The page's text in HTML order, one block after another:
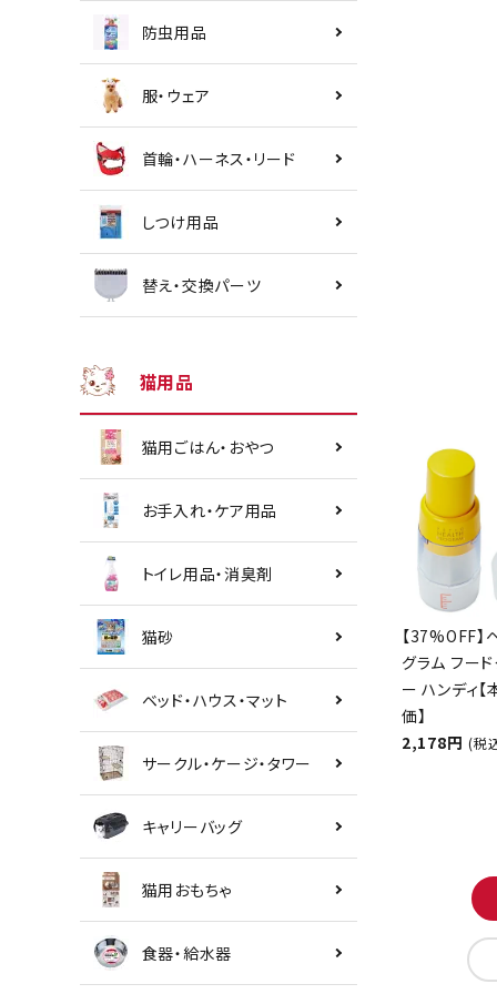
防虫用品
服・ウェア
首輪・ハーネス・リード
しつけ用品
替え・交換パーツ
猫用品
猫用ごはん・おやつ
お手入れ・ケア用品
トイレ用品・消臭剤
猫砂
ベッド・ハウス・マット
サークル・ケージ・タワー
キャリーバッグ
猫用おもちゃ
食器・給水器
【37%OFF】
グラム フー
ー ハンディ
価】
2,178円 (税